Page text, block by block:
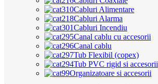
Cabluri Alimentare
Cabluri Alarma
Cabluri Incendiu
Canal cablu cu accesorii
Canal cablu
Tub Flexibil (copex)
Tub PVC rigid si accesorii
Organizatoare si accesorii